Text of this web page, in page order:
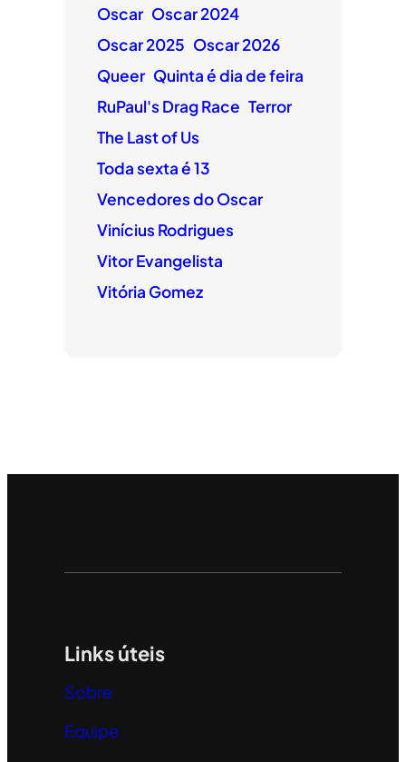
Oscar Oscar 2024
Oscar 2025 Oscar 2026
Queer Quinta é dia de feira
RuPaul's Drag Race Terror
The Last of Us
Toda sexta é 13
Vencedores do Oscar
Vinícius Rodrigues
Vitor Evangelista
Vitória Gomez
Links úteis
Sobre
Equipe